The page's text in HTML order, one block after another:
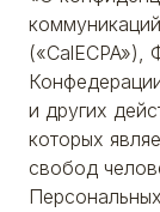
(«CalECPA»),
и других
которых
свобод